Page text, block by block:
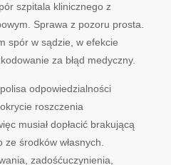
szpitala klinicznego z
Sprawa z pozoru prosta.
spór w sądzie, w efekcie
za błąd medyczny.
odpowiedzialności
roszczenia
musiał dopłacić brakującą
środków własnych.
zadośćuczynienia,